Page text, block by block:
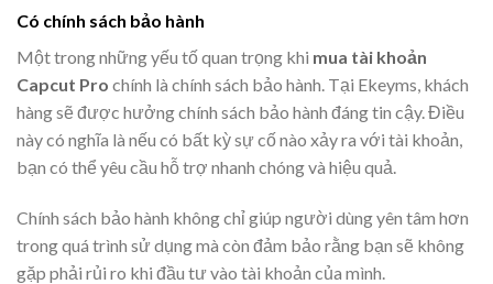
Có chính sách bảo hành
Một trong những yếu tố quan trọng khi mua tài khoản
Capcut Pro chính là chính sách bảo hành. Tại Ekeyms, khách
hàng sẽ được hưởng chính sách bảo hành đáng tin cậy. Điều
này có nghĩa là nếu có bất kỳ sự cố nào xảy ra với tài khoản,
bạn có thể yêu cầu hỗ trợ nhanh chóng và hiệu quả.
Chính sách bảo hành không chỉ giúp người dùng yên tâm hơn
trong quá trình sử dụng mà còn đảm bảo rằng bạn sẽ không
gặp phải rủi ro khi đầu tư vào tài khoản của mình.